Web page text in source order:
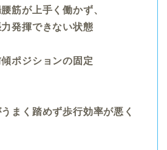
筋が上手く働かず、
発揮できない状態
ポジションの固定
まく踏めず歩行効率が悪く